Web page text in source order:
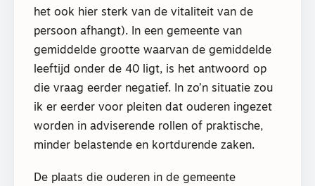
het ook hier sterk van de vitaliteit van de
persoon afhangt). In een gemeente van
gemiddelde grootte waarvan de gemiddelde
leeftijd onder de 40 ligt, is het antwoord op
die vraag eerder negatief. In zo’n situatie zou
ik er eerder voor pleiten dat ouderen ingezet
worden in adviserende rollen of praktische,
minder belastende en kortdurende zaken.
De plaats die ouderen in de gemeente